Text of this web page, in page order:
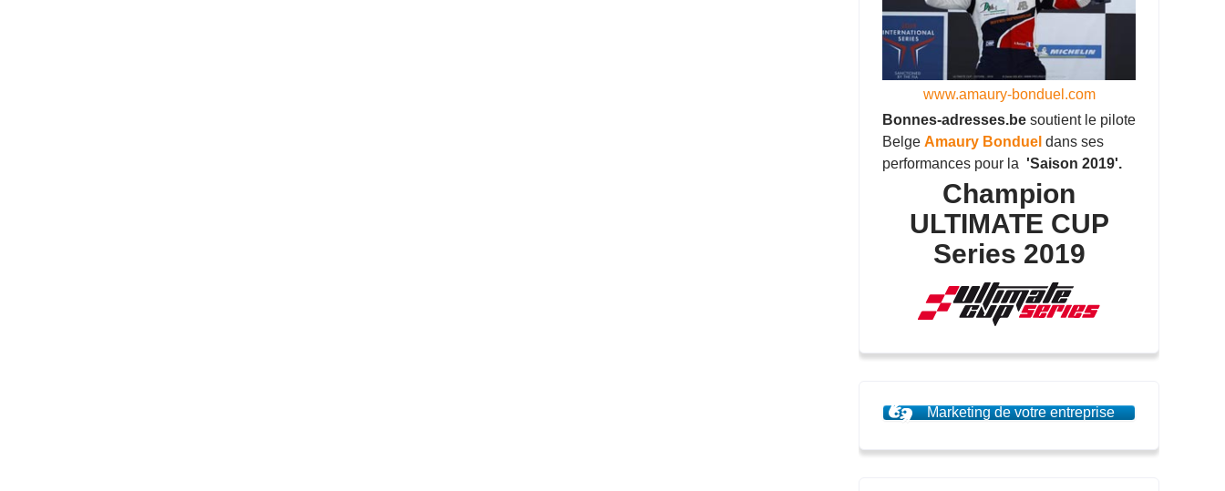
www.amaury-bonduel.com
Bonnes-adresses.be soutient le pilote
Belge Amaury Bonduel dans ses
performances pour la 'Saison 2019'.
Champion
ULTIMATE CUP
Series 2019
Marketing de votre entreprise